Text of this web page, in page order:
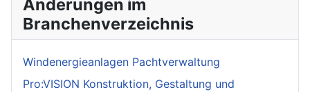
Änderungen im
Branchenverzeichnis
Windenergieanlagen Pachtverwaltung
Pro:VISION Konstruktion, Gestaltung und